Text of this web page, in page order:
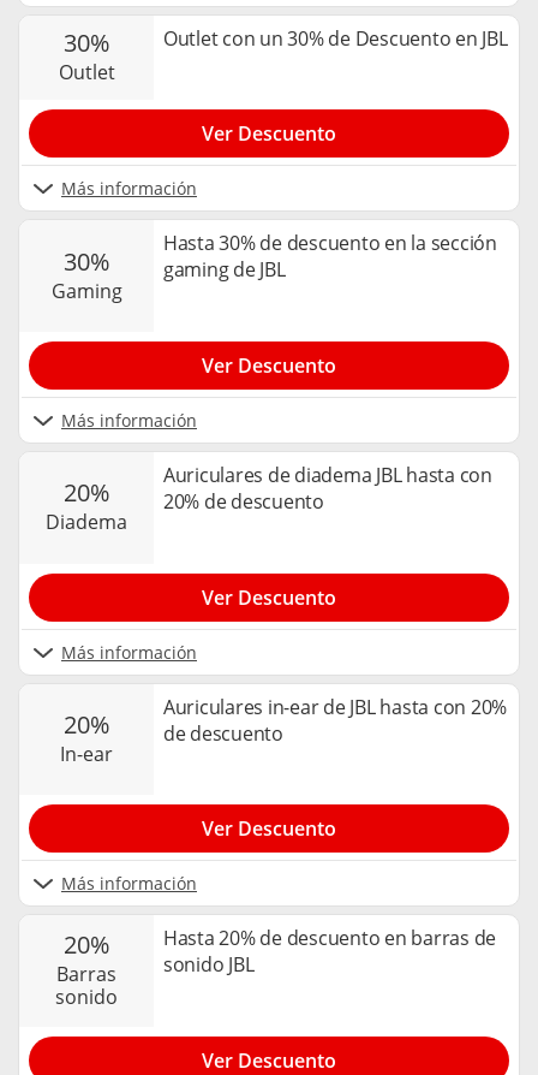
30%
outlet
Outlet con un 30% de Descuento en JBL
Más información
Ver Descuento
30%
gaming
Hasta 30% de descuento en la sección
gaming de JBL
Más información
Ver Descuento
20%
diadema
Auriculares de diadema JBL hasta con
20% de descuento
Más información
Ver Descuento
20%
in-ear
Auriculares in-ear de JBL hasta con 20%
de descuento
Más información
Ver Descuento
20%
barras
sonido
Hasta 20% de descuento en barras de
sonido JBL
Ver Descuento